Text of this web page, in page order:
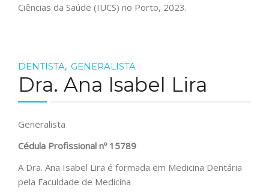
Ciências da Saúde (IUCS) no Porto, 2023.
DENTISTA, GENERALISTA
Dra. Ana Isabel Lira
Generalista
Cédula Profissional nº 15789
A Dra. Ana Isabel Lira é formada em Medicina Dentária
pela Faculdade de Medicina